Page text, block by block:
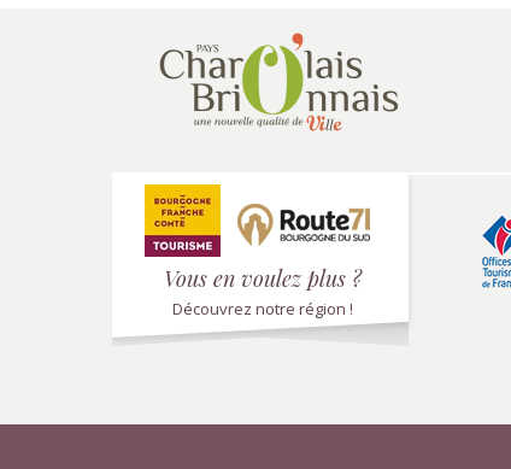
Vous en voulez plus ?
Découvrez notre région !